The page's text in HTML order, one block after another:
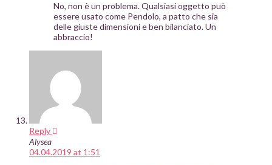
No, non è un problema. Qualsiasi oggetto può
essere usato come Pendolo, a patto che sia
delle giuste dimensioni e ben bilanciato. Un
abbraccio!
Reply
Alysea
04.04.2019 at 1:51